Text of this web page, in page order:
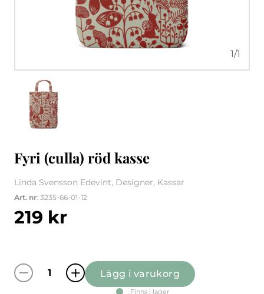
1/1
Fyri (culla) röd kasse
Linda Svensson Edevint, Designer, Kassar
Art. nr: 3235-66-01-12
219 kr
Fyri (culla) röd kasse mängd
Lägg i varukorg
Finns i lager